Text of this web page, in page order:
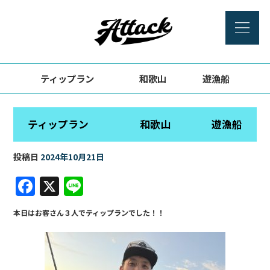
ティップラン 和歌山 遊漁船
ティップラン 和歌山 遊漁船
投稿日 2024年10月21日
F
a
c
e
b
X
n
e
本日はお客さん３人でティップランでした！！